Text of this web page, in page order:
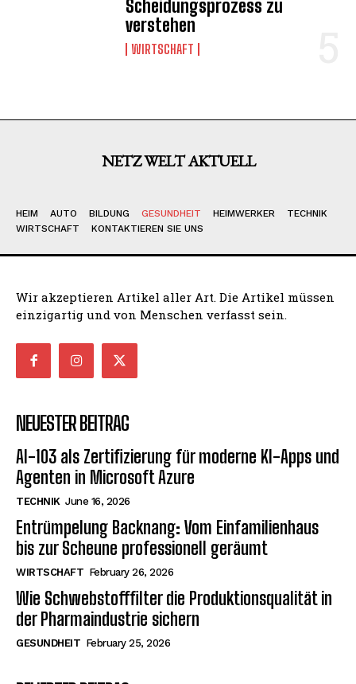
Scheidungsprozess zu
verstehen
WIRTSCHAFT
NETZ WELT AKTUELL
HEIM AUTO BILDUNG GESUNDHEIT HEIMWERKER
TECHNIK
WIRTSCHAFT
KONTAKTIEREN SIE UNS
Wir akzeptieren Artikel aller Art. Die Artikel müssen
einzigartig und von Menschen verfasst sein.
NEUESTER BEITRAG
AI-103 als Zertifizierung für moderne KI-Apps und
Agenten in Microsoft Azure
TECHNIK June 16, 2026
Entrümpelung Backnang: Vom Einfamilienhaus
bis zur Scheune professionell geräumt
WIRTSCHAFT February 26, 2026
Wie Schwebstofffilter die Produktionsqualität in
der Pharmaindustrie sichern
GESUNDHEIT February 25, 2026